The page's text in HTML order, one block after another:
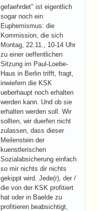
gefaehrdet" ist eigentlich
sogar noch ein
Euphemismus: die
Kommission, die sich
Montag, 22.11., 10-14 Uhr
zu einer oeffentlichen
Sitzung im Paul-Loebe-
Haus in Berlin trifft, fragt,
inwiefern die KSK
ueberhaupt noch erhalten
werden kann. Und ob sie
erhalten werden soll. Wir
sollten, wir duerfen nicht
zulassen, dass dieser
Meilenstein der
kuenstlerischen
Sozialabsicherung einfach
so mir nichts dir nichts
gekippt wird. Jede(r), der /
die von der KSK profitiert
hat oder in Baelde zu
profitieren beabsichtigt,